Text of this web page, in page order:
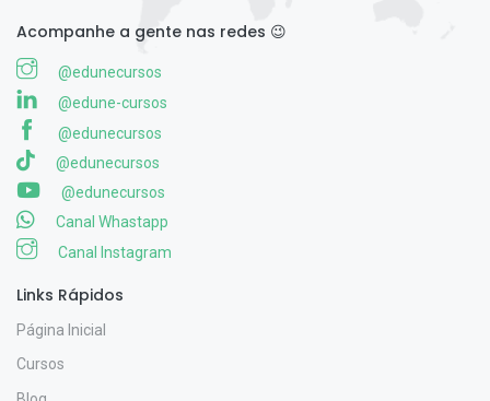
Acompanhe a gente nas redes 😉
@edunecursos
@edune-cursos
@edunecursos
@edunecursos
@edunecursos
Canal Whastapp
Canal Instagram
Links Rápidos
Página Inicial
Cursos